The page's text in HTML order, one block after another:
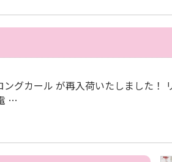
グカール が再入荷いたしました！
…